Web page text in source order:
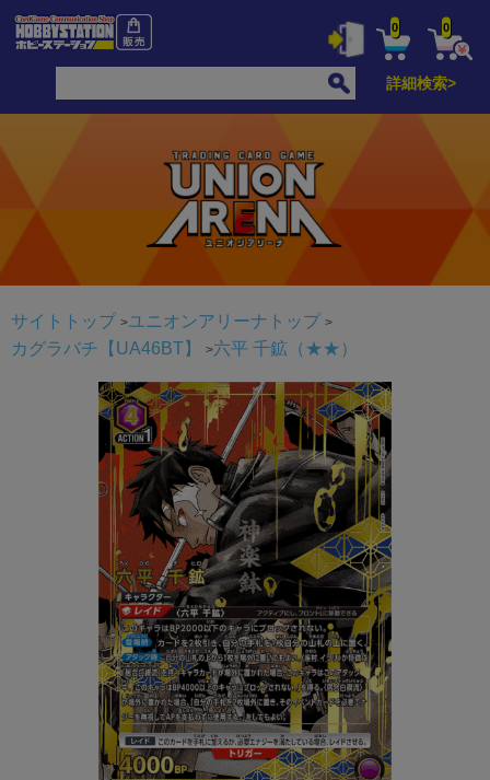
0 0
詳細検索>
サイトトップ
ユニオンアリーナトップ
カグラバチ【UA46BT】
六平 千鉱（★★）